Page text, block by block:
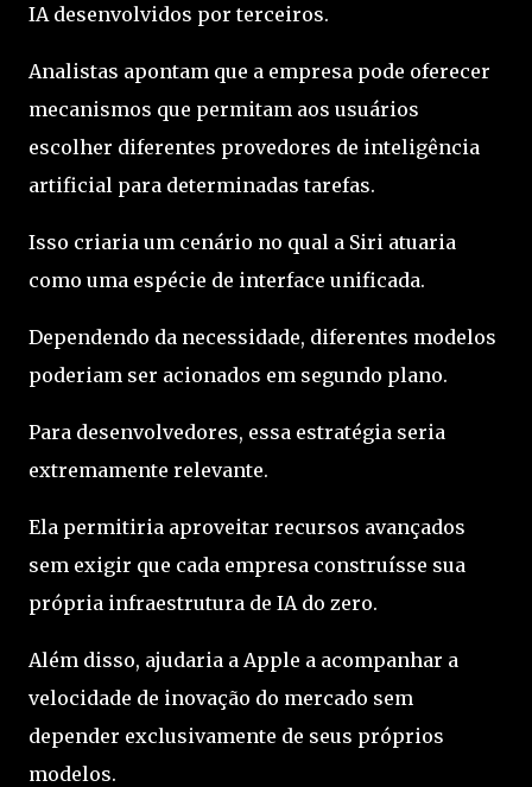
IA desenvolvidos por terceiros.
Analistas apontam que a empresa pode oferecer
mecanismos que permitam aos usuários
escolher diferentes provedores de inteligência
artificial para determinadas tarefas.
Isso criaria um cenário no qual a Siri atuaria
como uma espécie de interface unificada.
Dependendo da necessidade, diferentes modelos
poderiam ser acionados em segundo plano.
Para desenvolvedores, essa estratégia seria
extremamente relevante.
Ela permitiria aproveitar recursos avançados
sem exigir que cada empresa construísse sua
própria infraestrutura de IA do zero.
Além disso, ajudaria a Apple a acompanhar a
velocidade de inovação do mercado sem
depender exclusivamente de seus próprios
modelos.